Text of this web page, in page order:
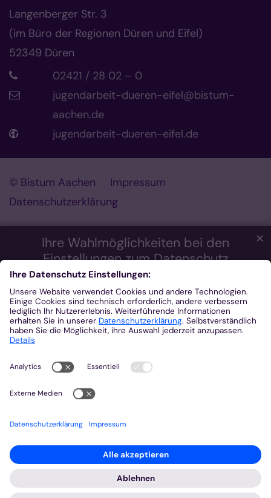
Ihre Wahlmöglichkeiten bei den
Einstellungen zum Datenschutz
Wir möchten Ihnen ein optimales Webseiten-Erlebnis bieten.
Dazu verwenden wir Cookies, die für das Funktionieren unserer
Website notwendig sind. Mit Ihrer Zustimmung verwenden wir
auch Cookies und andere Technologien, die zur Anzeige
externer Inhalte (Videos über Youtube, Audios über
Soundcloud, Karten über MapTiler ...) oder zu anonymen
Statistikzwecken genutzt werden. Sie können selbst
beachten Sie, dass auf Basis Ihrer Einstellungen womöglich
Weitere Informationen und die Möglichkeit zum Widerruf Ihrer
Einwillung finden Sie in unserer
Externe Inhalte
Statistiken
✕
Datenschutzerklärung
Langenberger Str. 3
(im Büro der Regionen Düren und Eifel)
52349 Düren
02421 / 28 02 – 0
jugendarbeit-dueren-eifel@bistum-
aachen.de
jugendarbeit-dueren-eifel.de
© Bistum Aachen
Impressum
Datenschutzerklärung